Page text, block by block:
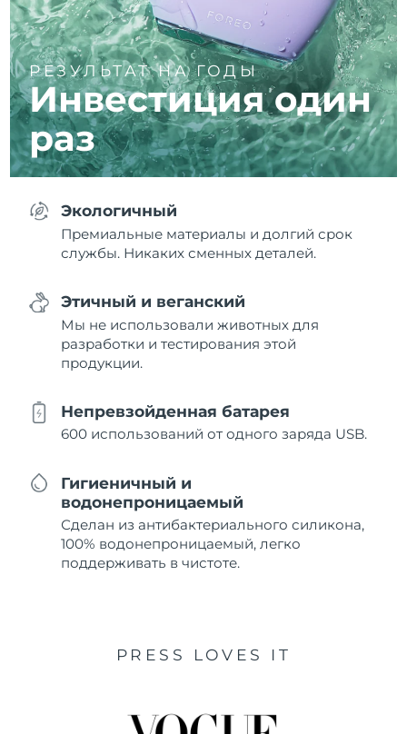
РЕЗУЛЬТАТ НА ГОДЫ
Инвестиция один
раз
Экологичный
Премиальные материалы и долгий срок
службы. Никаких сменных деталей.
Этичный и веганский
Мы не использовали животных для
разработки и тестирования этой
продукции.
Непревзойденная батарея
600 использований от одного заряда USB.
Гигиеничный и
водонепроницаемый
Сделан из антибактериального силикона,
100% водонепроницаемый, легко
поддерживать в чистоте.
PRESS LOVES IT